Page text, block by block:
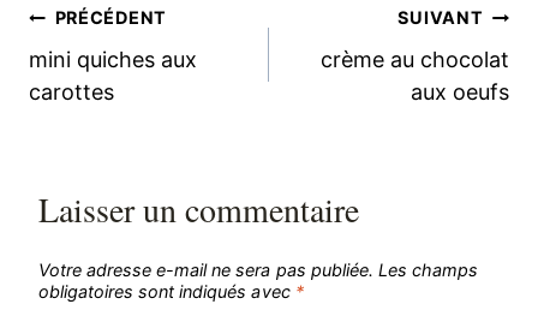
Navigation
de
PRÉCÉDENT
mini quiches aux
carottes
SUIVANT
crème au chocolat
aux oeufs
Laisser un commentaire
Votre adresse e-mail ne sera pas publiée. Les champs
obligatoires sont indiqués avec *